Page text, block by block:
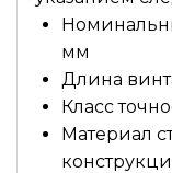
мм
Длина
Класс
Материал